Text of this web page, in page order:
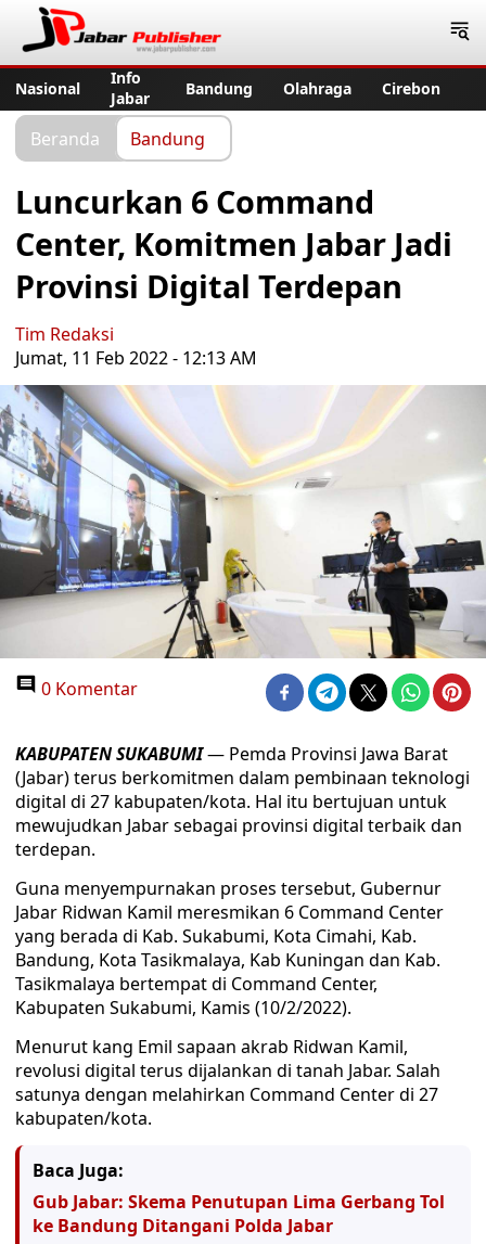
Nasional
Info
Jabar
Bandung Olahraga Cirebon
Beranda Bandung
Luncurkan 6 Command
Center, Komitmen Jabar Jadi
Provinsi Digital Terdepan
Tim Redaksi
Jumat, 11 Feb 2022 - 12:13 AM
0 Komentar
KABUPATEN SUKABUMI— Pemda Provinsi Jawa Barat
(Jabar) terus berkomitmen dalam pembinaan teknologi
digital di 27 kabupaten/kota. Hal itu bertujuan untuk
mewujudkan Jabar sebagai provinsi digital terbaik dan
terdepan.
Guna menyempurnakan proses tersebut, Gubernur
Jabar Ridwan Kamil meresmikan 6 Command Center
yang berada di Kab. Sukabumi, Kota Cimahi, Kab.
Bandung, Kota Tasikmalaya, Kab Kuningan dan Kab.
Tasikmalaya bertempat di Command Center,
Kabupaten Sukabumi, Kamis (10/2/2022).
Menurut kang Emil sapaan akrab Ridwan Kamil,
revolusi digital terus dijalankan di tanah Jabar. Salah
satunya dengan melahirkan Command Center di 27
kabupaten/kota.
Baca Juga:
Gub Jabar: Skema Penutupan Lima Gerbang Tol
ke Bandung Ditangani Polda Jabar